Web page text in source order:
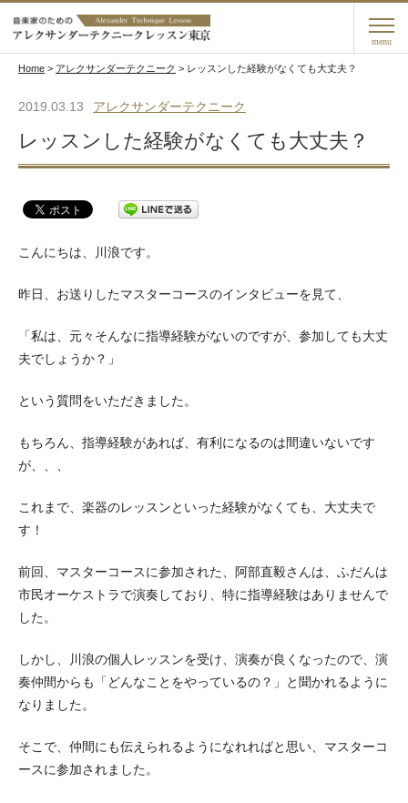
menu
Home > アレクサンダーテクニーク > レッスンした経験がなくても大丈夫？
2019.03.13 アレクサンダーテクニーク
レッスンした経験がなくても大丈夫？
こんにちは、川浪です。
昨日、お送りしたマスターコースのインタビューを見て、
「私は、元々そんなに指導経験がないのですが、参加しても大丈
夫でしょうか？」
という質問をいただきました。
もちろん、指導経験があれば、有利になるのは間違いないです
が、、、
これまで、楽器のレッスンといった経験がなくても、大丈夫で
す！
前回、マスターコースに参加された、阿部直毅さんは、ふだんは
市民オーケストラで演奏しており、特に指導経験はありませんで
した。
しかし、川浪の個人レッスンを受け、演奏が良くなったので、演
奏仲間からも「どんなことをやっているの？」と聞かれるように
なりました。
そこで、仲間にも伝えられるようになれればと思い、マスターコ
ースに参加されました。